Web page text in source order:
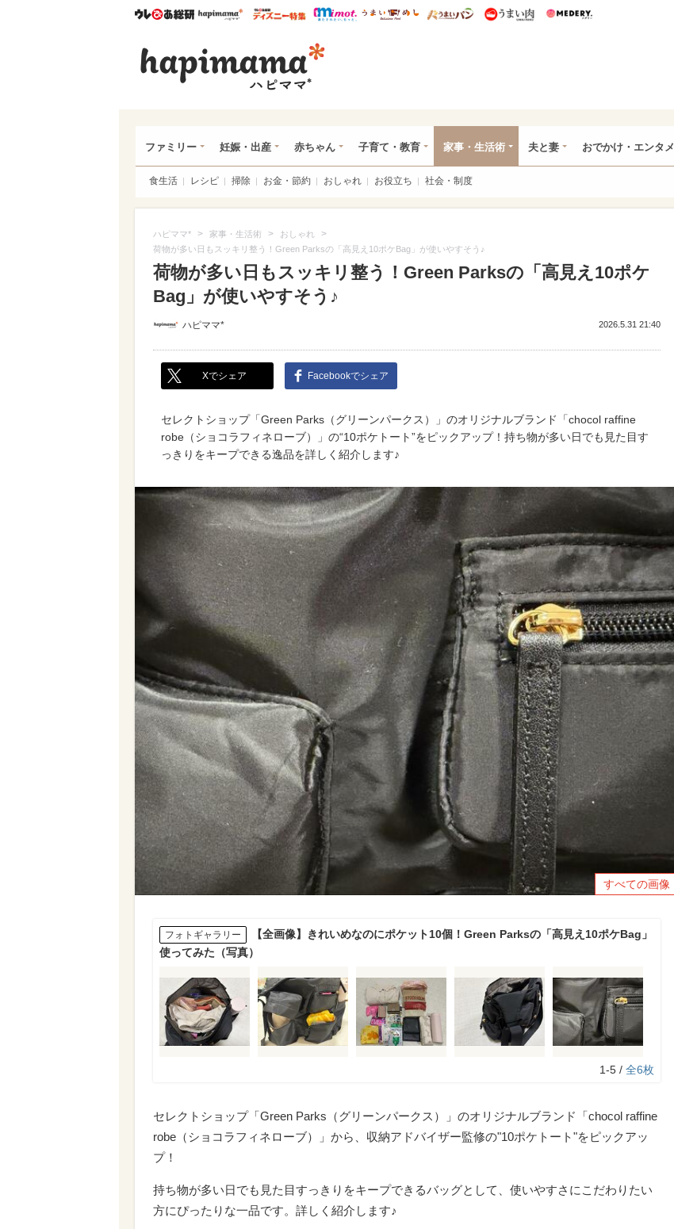
ウレぴあ総研ハピママ* ウレぴあ総研 ディズニー特集
mimot. うまいめし うまいパン うまい肉
ファミリー 妊娠・出産 赤ちゃん 子育て・教育 家事・生活術 夫と妻 おでかけ・エンタメ
食生活 レシピ 掃除 お金・節約 おしゃれ お役立ち 社会・制度
ハピママ* > 家事・生活術 > おしゃれ >
荷物が多い日もスッキリ整う！Green Parksの「高見え10ポケBag」が使いやすそう♪
荷物が多い日もスッキリ整う！Green Parksの「高見え10ポケ
Bag」が使いやすそう♪
ハピママ* 2026.5.31 21:40
Xでシェア Facebookでシェア
セレクトショップ「Green Parks（グリーンパークス）」のオリジナルブランド「chocol raffine
robe（ショコラフィネローブ）」の“10ポケトート”をピックアップ！持ち物が多い日でも見た目す
っきりをキープできる逸品を詳しく紹介します♪
すべての画像
フォトギャラリー
【全画像】きれいめなのにポケット10個！Green Parksの「高見え10ポケBag」
使ってみた（写真）
1-5 / 全6枚
セレクトショップ「Green Parks（グリーンパークス）」のオリジナルブランド「chocol raffine
robe（ショコラフィネローブ）」から、収納アドバイザー監修の"10ポケトート"をピックアッ
プ！
持ち物が多い日でも見た目すっきりをキープできるバッグとして、使いやすさにこだわりたい
方にぴったりな一品です。詳しく紹介します♪